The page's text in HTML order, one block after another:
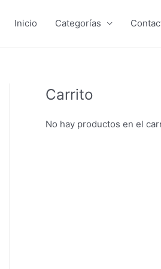
Inicio Categorías
Carrito
No hay productos en el